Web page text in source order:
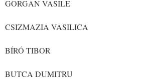
GORGAN VASILE
CSIZMAZIA VASILICA
BÍRÓ TIBOR
BUTCA DUMITRU